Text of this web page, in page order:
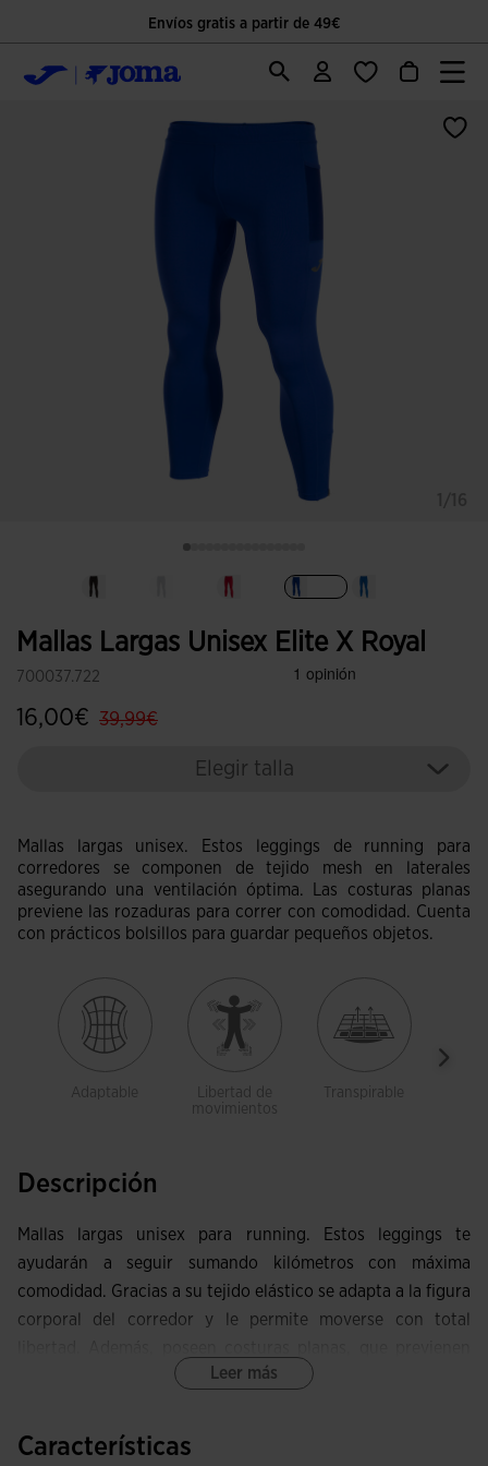
Envíos gratis a partir de 49€
Mallas Largas Unisex Elite X Royal
700037.722
16,00€ label.price.reduced.from
39,99€
Elegir talla
Mallas largas unisex. Estos leggings de running para
corredores se componen de tejido mesh en laterales
asegurando una ventilación óptima. Las costuras planas
previene las rozaduras para correr con comodidad. Cuenta
con prácticos bolsillos para guardar pequeños objetos.
Adaptable
Libertad de
movimientos
Transpirable
Descripción
Mallas largas unisex para running. Estos leggings te
ayudarán a seguir sumando kilómetros con máxima
comodidad. Gracias a su tejido elástico se adapta a la figura
corporal del corredor y le permite moverse con total
las rozaduras para que nada roce en la piel.
lado, el elástico se adapta a la forma física del runner; por
Leer más
Características